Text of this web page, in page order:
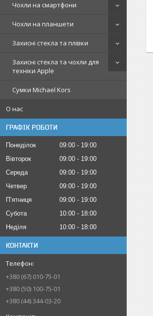
Чохли на смартфони
Чохли на планшети
Захисні стекла та плівки
Захисні стекла та чохли для
техніки Apple
Сумки Michael Kors
О нас
ГРАФІК РОБОТИ
Понеділок 09:00
19:00
Вівторок
09:00
19:00
Середа
09:00
19:00
Четвер
09:00
19:00
Пʼятниця
09:00
19:00
Субота
10:00
18:00
Неділя
10:00 18:00
КОНТАКТИ
+380 (67) 010-75-01
+380 (50) 100-75-01
+380 (44) 344-03-20